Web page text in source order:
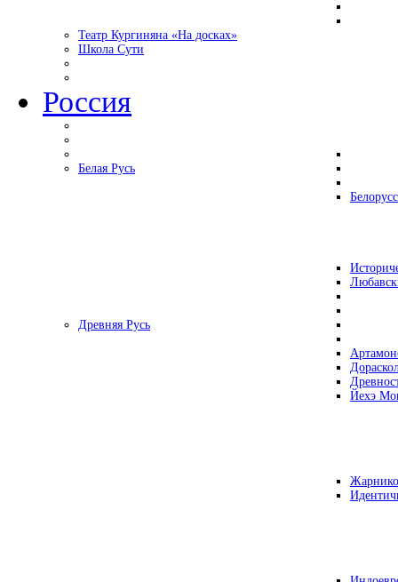
Театр Кургиняна «На досках»
Школа Сути
Россия
Белая Русь
Древняя Русь
Йехэ